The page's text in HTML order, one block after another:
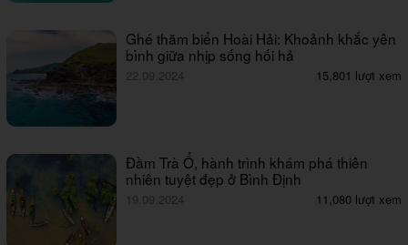
Ghé thăm biển Hoài Hải: Khoảnh khắc yên
bình giữa nhịp sống hối hả
22.09.2024 15,801 lượt xem
Đầm Trà Ổ, hành trình khám phá thiên
nhiên tuyệt đẹp ở Bình Định
19.09.2024 11,080 lượt xem